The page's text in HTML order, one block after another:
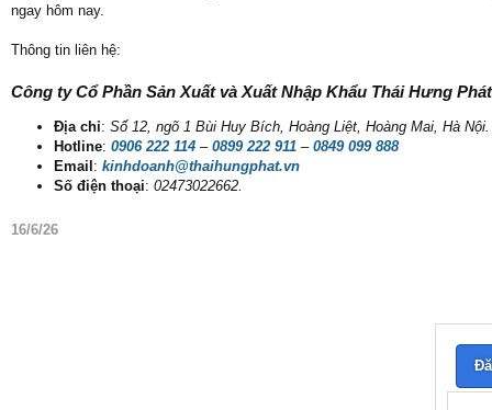
ngay hôm nay.
Thông tin liên hệ:
Công ty Cổ Phần Sản Xuất và Xuất Nhập Khẩu Thái Hưng Phát
Địa chỉ: Số 12, ngõ 1 Bùi Huy Bích, Hoàng Liệt, Hoàng Mai, Hà Nội.
Hotline: 0906 222 114 – 0899 222 911 – 0849 099 888
Email : kinhdoanh@thaihungphat.vn
Số điện thoại: 02473022662.
16/6/26